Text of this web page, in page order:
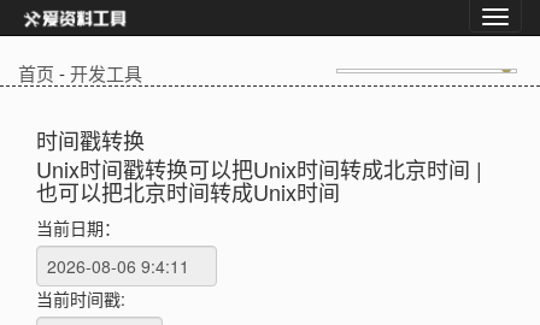
首页 -开发工具
时间戳转换
Unix时间戳转换可以把Unix时间转成北京时间 |
也可以把北京时间转成Unix时间
当前日期：
当前时间戳: